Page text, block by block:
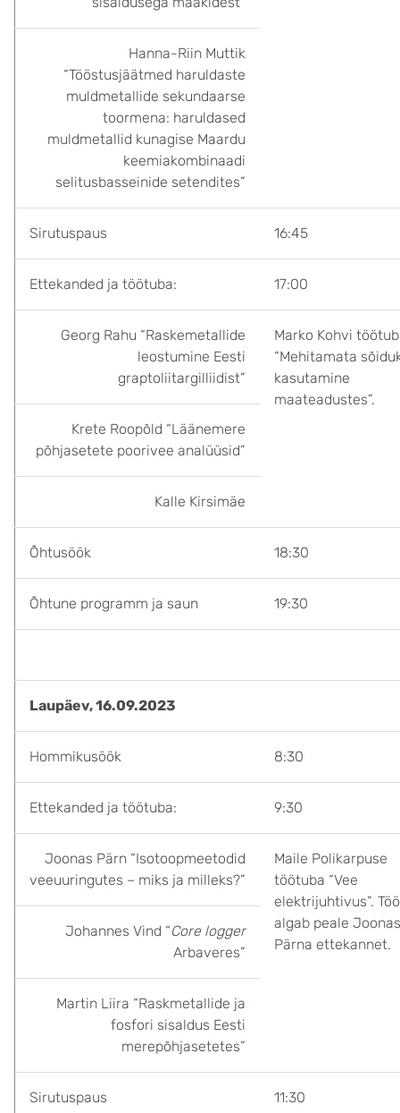
Hanna-Riin Muttik
“Tööstusjäätmed haruldaste
muldmetallide sekundaarse
toormena: haruldased
muldmetallid kunagise Maardu
keemiakombinaadi
selitusbasseinide setendites”
Sirutuspaus 16:45
Ettekanded ja töötuba: 17:00
Georg Rahu “Raskemetallide
leostumine Eesti
graptoliitargilliidist”
Marko Kohvi
“Mehitamata
kasutamine
maateadustes”.
Krete Roopõld “Läänemere
põhjasetete poorivee analüüsid”
Kalle Kirsimäe
Õhtusöök 18:30
Õhtune programm ja saun 19:30
Laupäev, 16.09.2023
Hommikusöök 8:30
Ettekanded ja töötuba: 9:30
Joonas Pärn “Isotoopmeetodid
veeuuringutes – miks ja milleks?”
Maile Polikarpuse
töötuba “Vee
elektrijuhtivus”.
algab peale Joonas
Pärna ettekannet.
Johannes Vind “Core logger
Arbaveres”
Martin Liira “Raskmetallide ja
fosfori sisaldus Eesti
merepõhjasetetes”
Sirutuspaus 11:30